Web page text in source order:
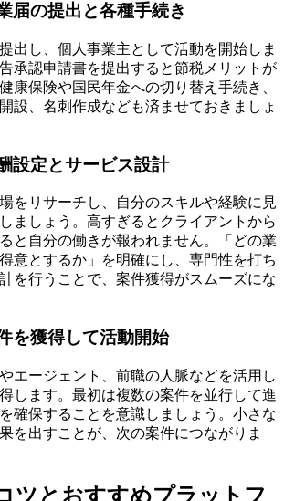
届の提出と各種手続き
出し、個人事業主として活動を開始しま
承認申請書を提出すると節税メリットが
康保険や国民年金への切り替え手続き、
設、名刺作成なども済ませておきましょ
設定とサービス設計
をリサーチし、自分のスキルや経験に見
ましょう。高すぎるとクライアントから
と自分の働きが報われません。「どの業
意とするか」を明確にし、専門性を打ち
を行うことで、案件獲得がスムーズにな
を獲得して活動開始
エージェント、前職の人脈などを活用し
します。最初は複数の案件を並行して進
確保することを意識しましょう。小さな
を出すことが、次の案件につながりま
ツとおすすめプラットフ